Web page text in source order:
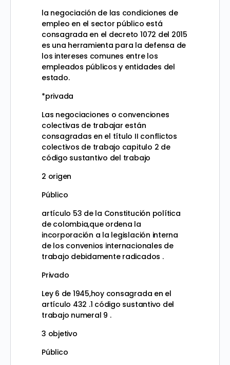
la negociación de las condiciones de
empleo en el sector público está
consagrada en el decreto 1072 del 2015
es una herramienta para la defensa de
los intereses comunes entre los
empleados públicos y entidades del
estado.
*privada
Las negociaciones o convenciones
colectivas de trabajar están
consagradas en el título II conflictos
colectivos de trabajo capitulo 2 de
código sustantivo del trabajo
2 origen
Público
artículo 53 de la Constitución política
de colombia,que ordena la
incorporación a la legislación interna
de los convenios internacionales de
trabajo debidamente radicados .
Privado
Ley 6 de 1945,hoy consagrada en el
artículo 432 .1 código sustantivo del
trabajo numeral 9 .
3 objetivo
Público